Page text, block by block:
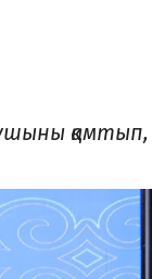
қамтып,